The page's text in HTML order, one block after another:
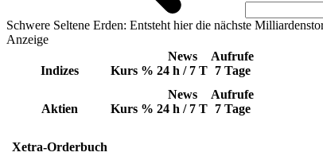
Schwere Seltene Erden: Entsteht hier die nächste
Anzeige
Indizes Kurs %
News
24 h / 7 T
Aufrufe
7 Tage
Aktien Kurs %
News
24 h / 7 T
Aufrufe
7 Tage
Xetra-Orderbuch